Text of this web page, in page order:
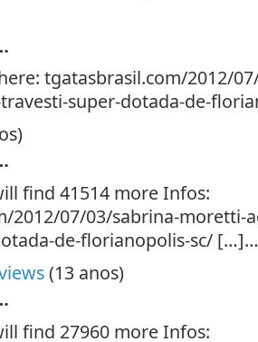
tgatasbrasil.com/2012/
super-dotada-de-
find 41514 more Infos:
2012/07/03/sabrina-moretti-
de-florianopolis-sc/ […]…
(13 anos)
find 27960 more Infos: